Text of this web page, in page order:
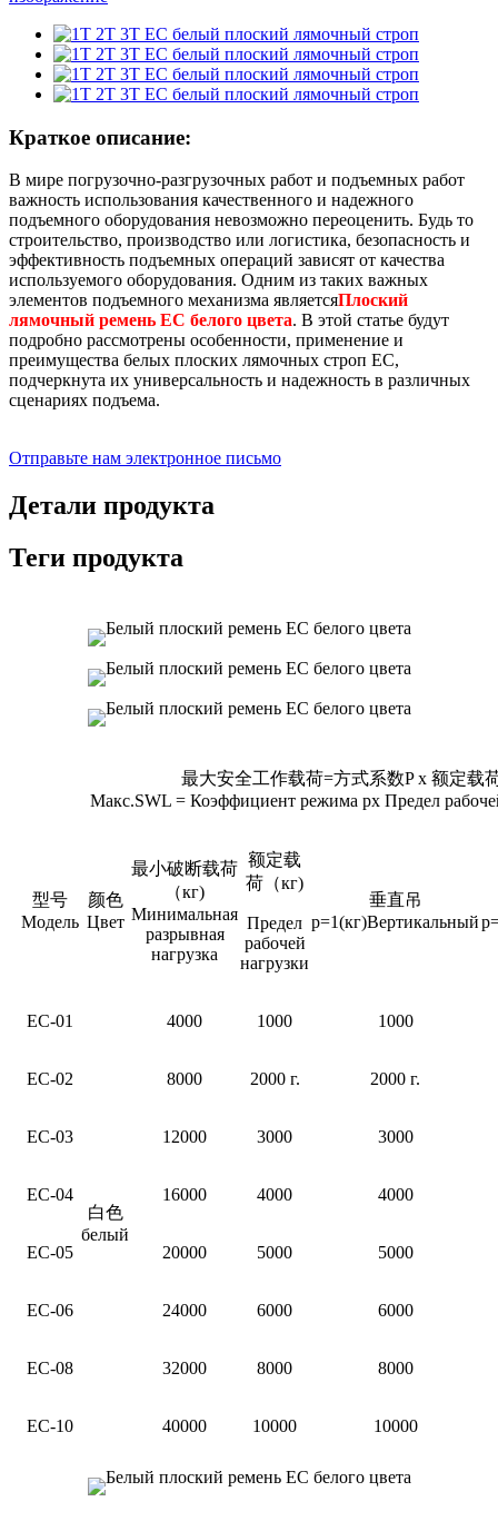
Краткое описание:
В мире погрузочно-разгрузочных работ и подъемных работ
важность использования качественного и надежного
подъемного оборудования невозможно переоценить. Будь то
строительство, производство или логистика, безопасность и
эффективность подъемных операций зависят от качества
используемого оборудования. Одним из таких важных
элементов подъемного механизма являетсяПлоский
лямочный ремень EC белого цвета. В этой статье будут
подробно рассмотрены особенности, применение и
преимущества белых плоских лямочных строп EC,
подчеркнута их универсальность и надежность в различных
сценариях подъема.
Отправьте нам электронное письмо
Детали продукта
Теги продукта
最大安全工作载荷=方式系数P x 额定载
Макс.SWL = Коэффициент режима px Предел
型号
Модель
颜色
Цвет
最小破断载荷
（кг)
Минимальная
разрывная
нагрузка
额定载
荷（кг)
Предел
рабочей
нагрузки
垂直吊
p=1(кг)Вертикальный
ЕС-01
白色
белый
4000 1000 1000
ЕС-02 8000 2000 г. 2000 г.
ЕС-03 12000 3000 3000
ЕС-04 16000 4000 4000
ЕС-05 20000 5000 5000
ЕС-06 24000 6000 6000
ЕС-08 32000 8000 8000
ЕС-10 40000 10000 10000